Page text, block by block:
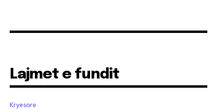
Lajmet e fundit
Kryesore